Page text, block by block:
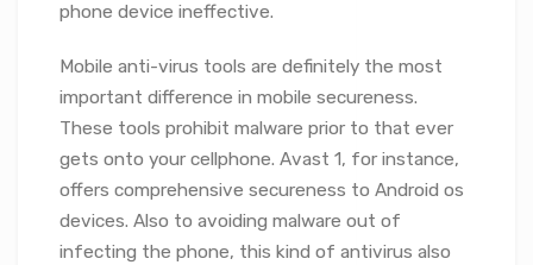
phone device ineffective.
Mobile anti-virus tools are definitely the most
important difference in mobile secureness.
These tools prohibit malware prior to that ever
gets onto your cellphone. Avast 1, for instance,
offers comprehensive secureness to Android os
devices. Also to avoiding malware out of
infecting the phone, this kind of antivirus also